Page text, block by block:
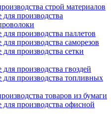
строй материалов
производства
производства паллетов
производства саморезов
производства сетки
производства гвоздей
для производства топливных
товаров из бумаги
производства офисной